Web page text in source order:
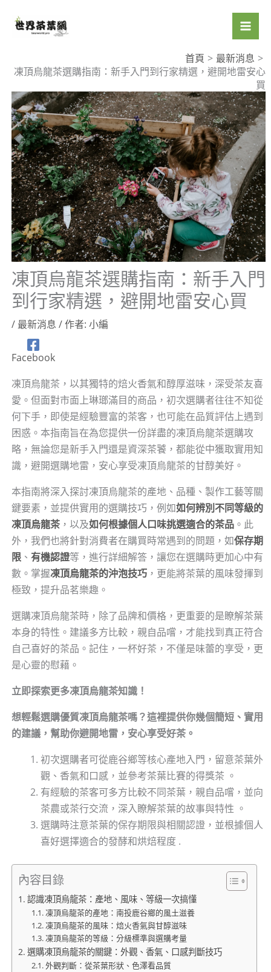
首頁
最新消息
凍頂烏龍茶選購指南：新手入門到行家精選，避開地雷安心
買
凍頂烏龍茶選購指南：新手入門
到行家精選，避開地雷安心買
/ 最新消息 / 作者: 小編
Facebook
凍頂烏龍茶，以其獨特的焙火香氣和醇厚滋味，深受茶友喜
愛。但面對市面上琳瑯滿目的商品，初次選購者往往不知從
何下手，即使是經驗豐富的茶客，也可能在品質評估上遇到
困惑。本指南旨在為您提供一份詳盡的凍頂烏龍茶選購攻
略，無論您是新手入門還是資深茶饕，都能從中獲取實用知
識，避開選購地雷，安心享受凍頂烏龍茶的甘醇美好。
本指南將深入探討凍頂烏龍茶的產地、品種、製作工藝等關
鍵要素，並提供實用的選購技巧，例如如何辨別不同等級的
凍頂烏龍茶，以及如何根據個人口味挑選適合的茶品。此
外，我們也將針對消費者在購買時常遇到的問題，如保存期
限、 有機認證等，進行詳細解答，讓您在選購時更加心中有
數。掌握凍頂烏龍茶的沖泡技巧，更能將茶葉的風味發揮到
極致，提升品茗樂趣。
選購凍頂烏龍茶時，除了品牌和價格，更重要的是瞭解茶葉
本身的特性。建議多方比較，親自品嚐，才能找到真正符合
自己喜好的茶品。記住，一杯好茶，不僅是味蕾的享受，更
是心靈的慰藉。
立即探索更多凍頂烏龍茶知識！
想輕鬆選購優質凍頂烏龍茶嗎？這裡提供你幾個簡短、實用
的建議，幫助你避開地雷，安心享受好茶。
初次選購者可從鹿谷鄉等核心產地入門，留意茶葉外
觀、香氣和口感，並參考茶葉比賽的得獎茶 。
有經驗的茶客可多方比較不同茶葉，親自品嚐，並向
茶農或茶行交流，深入瞭解茶葉的故事與特性 。
選購時注意茶葉的保存期限與相關認證，並根據個人
喜好選擇適合的發酵和烘焙程度 .
內容目錄
認識凍頂烏龍茶：產地、風味、等級一次搞懂
凍頂烏龍茶的產地：南投鹿谷鄉的風土滋養
凍頂烏龍茶的風味：焙火香氣與甘醇滋味
凍頂烏龍茶的等級：分級標準與選購考量
選購凍頂烏龍茶的關鍵：外觀、香氣、口感判斷技巧
外觀判斷：從茶葉形狀、色澤看品質